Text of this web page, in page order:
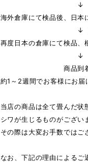
↓
海外倉庫にて検品後、日本
↓（3~5日で
再度日本の倉庫にて検品、
↓
商品到
約1～2週間でお客様にお届
当店の商品は全て畳んだ
シワが生じるものがござい
その際は大変お手数ではご
なお、下記の理由によるご